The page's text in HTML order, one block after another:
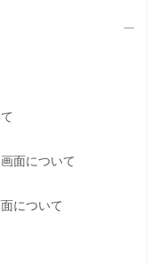
面について
について